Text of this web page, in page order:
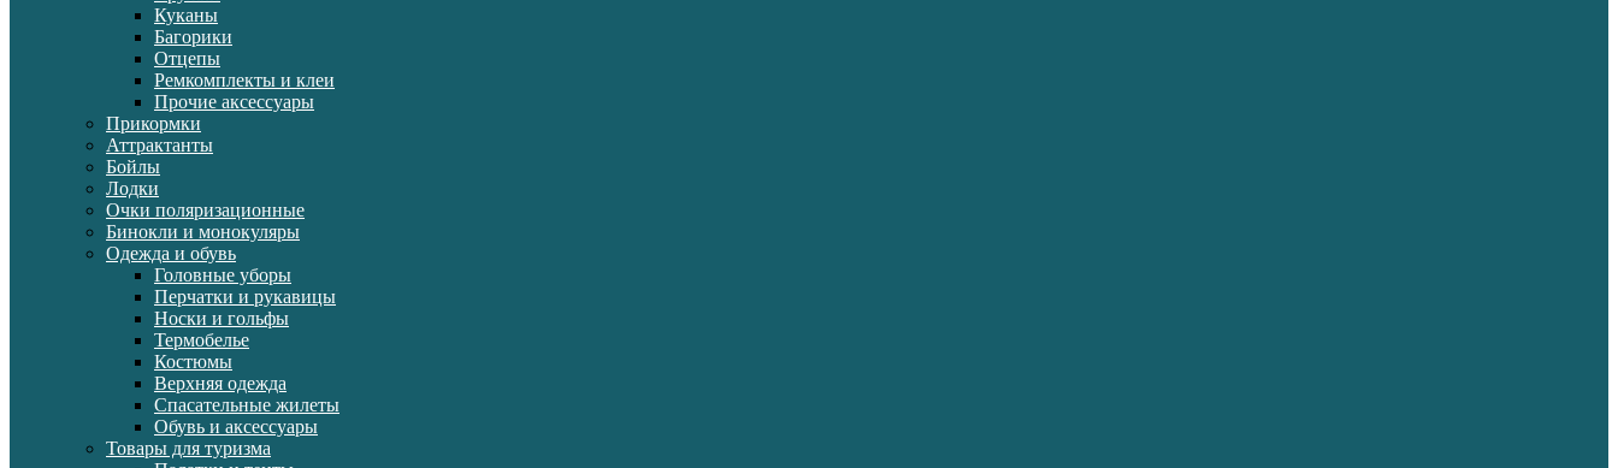
Куканы
Багорики
Отцепы
Ремкомплекты и клеи
Прочие аксессуары
Прикормки
Аттрактанты
Бойлы
Лодки
Очки поляризационные
Бинокли и монокуляры
Одежда и обувь
Головные уборы
Перчатки и рукавицы
Носки и гольфы
Термобелье
Костюмы
Верхняя одежда
Спасательные жилеты
Обувь и аксессуары
Товары для туризма